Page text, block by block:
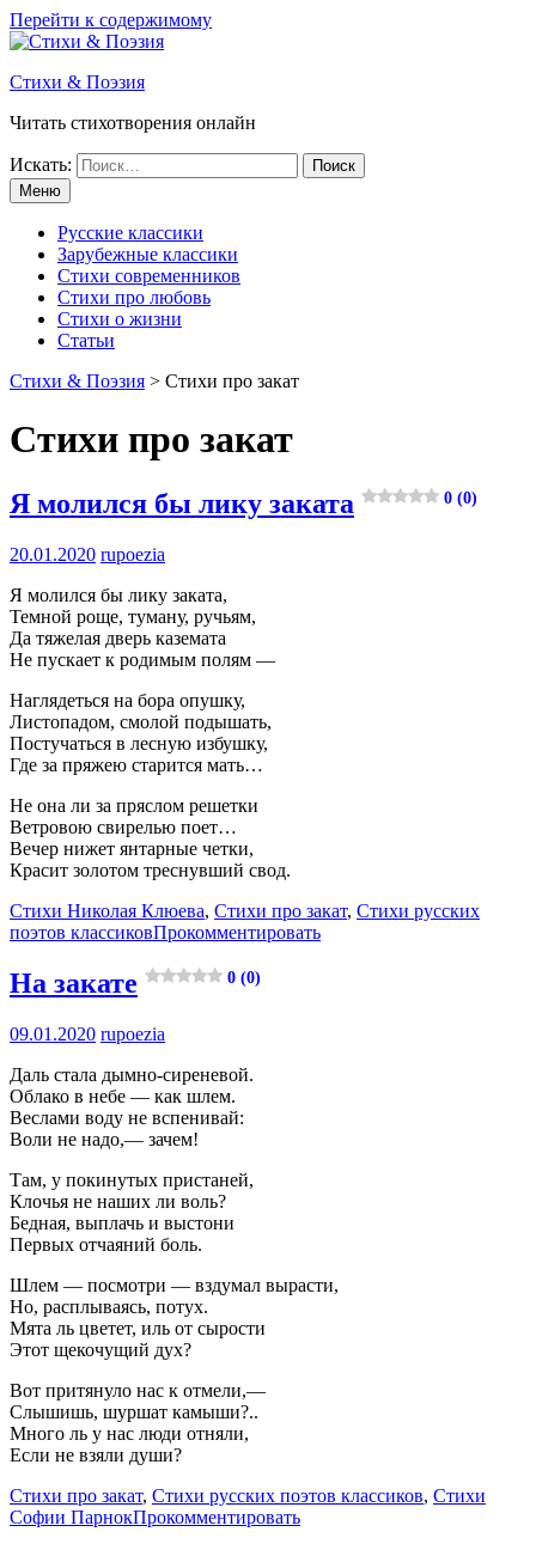
Перейти к содержимому
Стихи & Поэзия
Читать стихотворения онлайн
Искать:
Меню
Русские классики
Зарубежные классики
Стихи современников
Стихи про любовь
Стихи о жизни
Статьи
Стихи & Поэзия > Стихи про закат
Стихи про закат
Я молился бы лику заката 0 (0)
20.01.2020 rupoezia
Я молился бы лику заката,
Темной роще, туману, ручьям,
Да тяжелая дверь каземата
Не пускает к родимым полям —
Наглядеться на бора опушку,
Листопадом, смолой подышать,
Постучаться в лесную избушку,
Где за пряжею старится мать…
Не она ли за пряслом решетки
Ветровою свирелью поет…
Вечер нижет янтарные четки,
Красит золотом треснувший свод.
Стихи Николая Клюева, Стихи про закат, Стихи русских
поэтов классиковПрокомментировать
На закате 0 (0)
09.01.2020 rupoezia
Даль стала дымно-сиреневой.
Облако в небе — как шлем.
Веслами воду не вспенивай:
Воли не надо,— зачем!
Там, у покинутых пристаней,
Клочья не наших ли воль?
Бедная, выплачь и выстони
Первых отчаяний боль.
Шлем — посмотри — вздумал вырасти,
Но, расплываясь, потух.
Мята ль цветет, иль от сырости
Этот щекочущий дух?
Вот притянуло нас к отмели,—
Слышишь, шуршат камыши?..
Много ль у нас люди отняли,
Если не взяли души?
Стихи про закат, Стихи русских поэтов классиков, Стихи
Софии ПарнокПрокомментировать